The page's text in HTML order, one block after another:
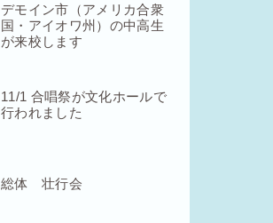
デモイン市（アメリカ合衆
国・アイオワ州）の中高生
が来校します
11/1 合唱祭が文化ホールで
行われました
総体 壮行会